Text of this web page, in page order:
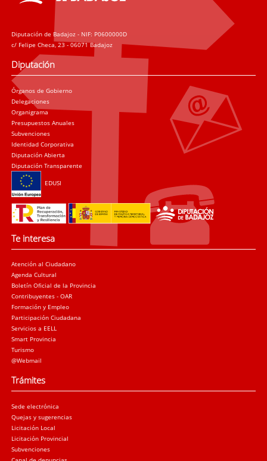
Diputación de Badajoz - NIF: P0600000D
c/ Felipe Checa, 23 - 06071 Badajoz
Diputación
Órganos de Gobierno
Delegaciones
Organigrama
Presupuestos Anuales
Subvenciones
Identidad Corporativa
Diputación Abierta
Diputación Transparente
EDUSI
Te interesa
Atención al Ciudadano
Agenda Cultural
Boletín Oficial de la Provincia
Contribuyentes - OAR
Formación y Empleo
Participación Ciudadana
Servicios a EELL
Smart Provincia
Turismo
@Webmail
Trámites
Sede electrónica
Quejas y sugerencias
Licitación Local
Licitación Provincial
Subvenciones